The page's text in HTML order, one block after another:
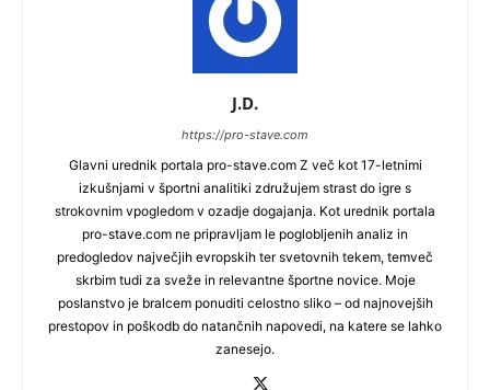
J.D.
https://pro-stave.com
Glavni urednik portala pro-stave.com Z več kot 17-letnimi
izkušnjami v športni analitiki združujem strast do igre s
strokovnim vpogledom v ozadje dogajanja. Kot urednik portala
pro-stave.com ne pripravljam le poglobljenih analiz in
predogledov največjih evropskih ter svetovnih tekem, temveč
skrbim tudi za sveže in relevantne športne novice. Moje
poslanstvo je bralcem ponuditi celostno sliko – od najnovejših
prestopov in poškodb do natančnih napovedi, na katere se lahko
zanesejo.